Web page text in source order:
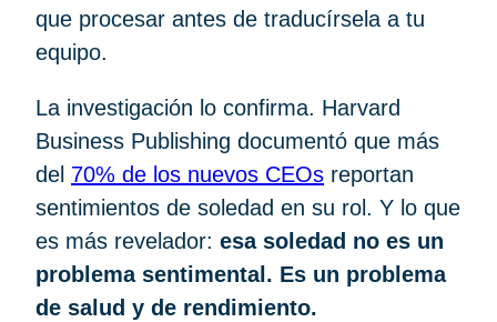
que procesar antes de traducírsela a tu
equipo.
La investigación lo confirma. Harvard
Business Publishing documentó que más
del 70% de los nuevos CEOs reportan
sentimientos de soledad en su rol. Y lo que
es más revelador: esa soledad no es un
problema sentimental. Es un problema
de salud y de rendimiento.